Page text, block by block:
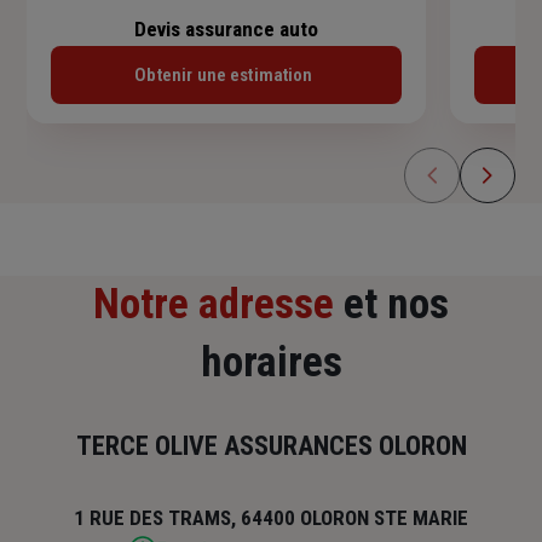
Devis assurance auto
Obtenir une estimation
Notre adresse et nos
horaires
TERCE OLIVE ASSURANCES OLORON
1 RUE DES TRAMS, 64400 OLORON STE MARIE